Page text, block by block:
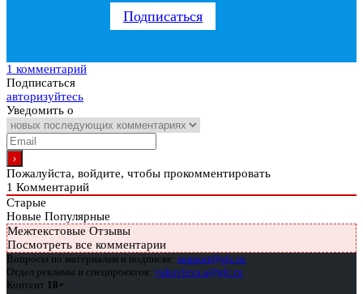
Подписаться
1 комментарий
Подписаться
авторизуйтесь
Уведомить о
Пожалуйста, войдите, чтобы прокомментировать
1 Комментарий
Старые
Новые Популярные
Межтекстовые Отзывы
Посмотреть все комментарии
Вопросы по материалам и подписке: support@glc.ru
Отдел рекламы и спецпроектов: yakovleva.a@glc.ru
Контент 18+